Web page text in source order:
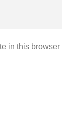
in this browser